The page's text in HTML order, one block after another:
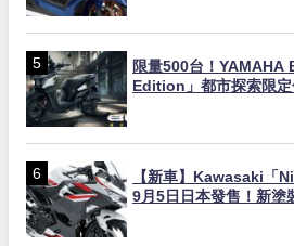
限量500台！YAMAHA
Edition」都市探索限
【新車】Kawasaki「
9月5日日本發售！新塗